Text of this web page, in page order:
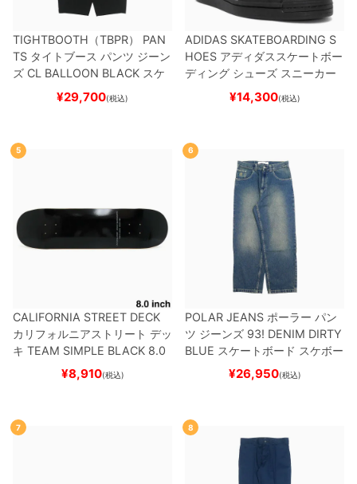
TIGHTBOOTH（TBPR） PAN
TS タイトブース パンツ ジーン
ズ CL BALLOON BLACK スケ
ートボード スケボー
¥29,700(税込)
ADIDAS SKATEBOARDING S
HOES アディダススケートボー
ディング シューズ スニーカー
スーパースター SUPERSTAR A
BLACK/WHITE/WHITE
ー
¥14,300(税込)
5
CALIFORNIA STREET DECK
カリフォルニアストリート デッ
キ TEAM SIMPLE BLACK 8.0
ブランク（BBS / GENERATO
スケートボード スケボー
¥8,910(税込)
6
POLAR JEANS ポーラー パン
ツ ジーンズ 93! DENIM DIRTY
BLUE スケートボード スケボー
¥26,950(税込)
7 8